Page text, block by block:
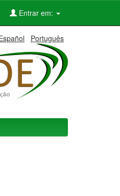
Entrar em:
Português